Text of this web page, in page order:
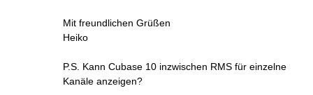
Mit freundlichen Grüßen
Heiko
P.S. Kann Cubase 10 inzwischen RMS für einzelne
Kanäle anzeigen?